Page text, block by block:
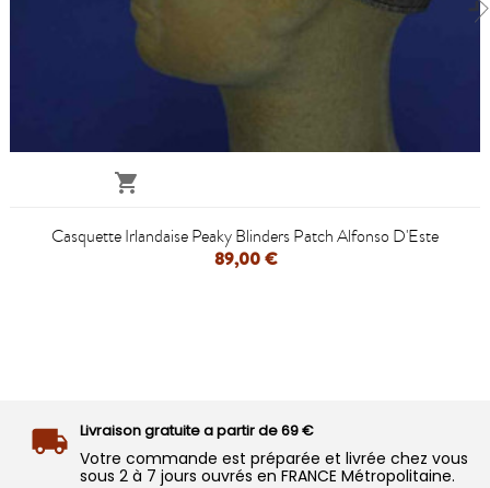

Casquette Irlandaise Peaky Blinders Patch Alfonso D'Este
89,00 €
Livraison gratuite a partir de 69 €
Votre commande est préparée et livrée chez vous
sous 2 à 7 jours ouvrés en FRANCE Métropolitaine.